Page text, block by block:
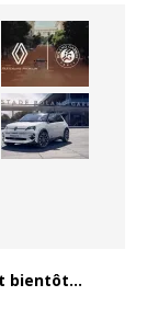
bientôt…